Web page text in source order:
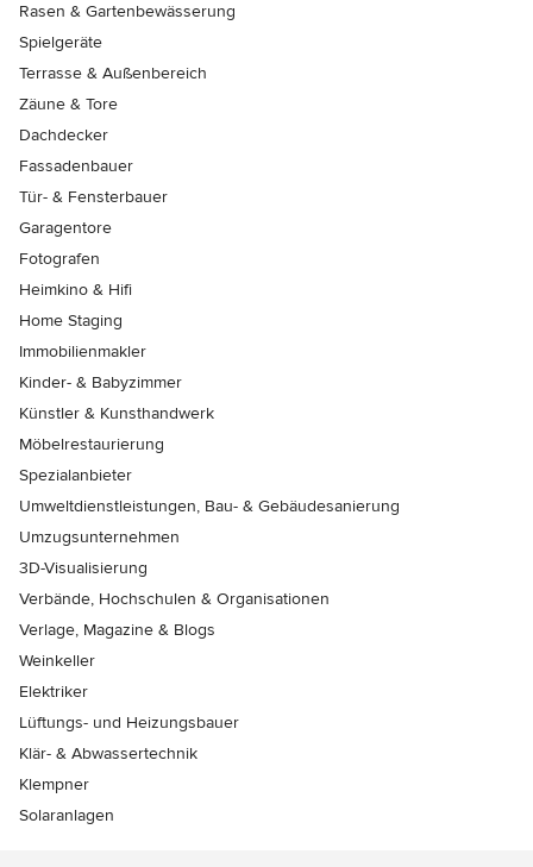
Rasen & Gartenbewässerung
Spielgeräte
Terrasse & Außenbereich
Zäune & Tore
Dachdecker
Fassadenbauer
Tür- & Fensterbauer
Garagentore
Fotografen
Heimkino & Hifi
Home Staging
Immobilienmakler
Kinder- & Babyzimmer
Künstler & Kunsthandwerk
Möbelrestaurierung
Spezialanbieter
Umweltdienstleistungen, Bau- & Gebäudesanierung
Umzugsunternehmen
3D-Visualisierung
Verbände, Hochschulen & Organisationen
Verlage, Magazine & Blogs
Weinkeller
Elektriker
Lüftungs- und Heizungsbauer
Klär- & Abwassertechnik
Klempner
Solaranlagen